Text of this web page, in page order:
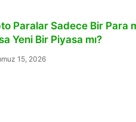
Paralar Sadece Bir Para
Yeni Bir Piyasa mı?
15, 2026